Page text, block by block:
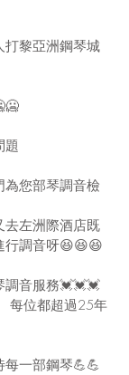
打黎亞洲鋼琴城
題
您部琴調音檢
去左洲際酒店既
行調音呀😆😆😆
調音服務💓💓💓
每位都超過25年
一部鋼琴💪💪